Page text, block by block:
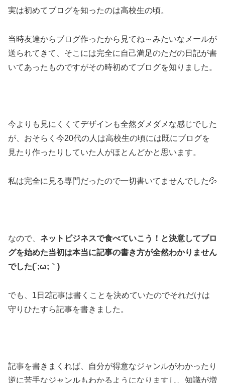
実は初めてブログを知ったのは高校生の頃。
当時友達からブログ作ったから見てね～みたいなメールが
送られてきて、そこには完全に自己満足のただの日記が書
いてあったものですがその時初めてブログを知りました。
今よりも見にくくてデザインも全然ダメダメな感じでした
が、おそらく今20代の人は高校生の頃には既にブログを
見たり作ったりしていた人がほとんどかと思います。
私は完全に見る専門だったので一切書いてませんでした💦
なので、 ネットビジネスで食べていこう！と決意してブロ
グを始めた当初は本当に記事の書き方が全然わかりません
でした(´;ω;｀)
でも、1日2記事は書くことを決めていたのでそれだけは
守りひたすら記事を書きました。
記事を書きまくれば、自分が得意なジャンルがわかったり
逆に苦手なジャンルもわかるようになりますし、知識が増